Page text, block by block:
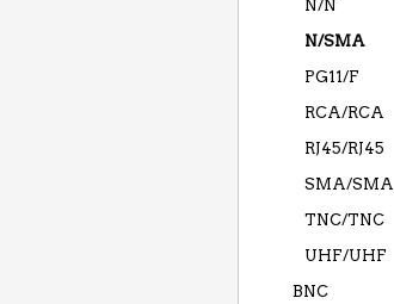
N/N
N/SMA
PG11/F
RCA/RCA
RJ45/RJ45
SMA/SMA
TNC/TNC
UHF/UHF
BNC